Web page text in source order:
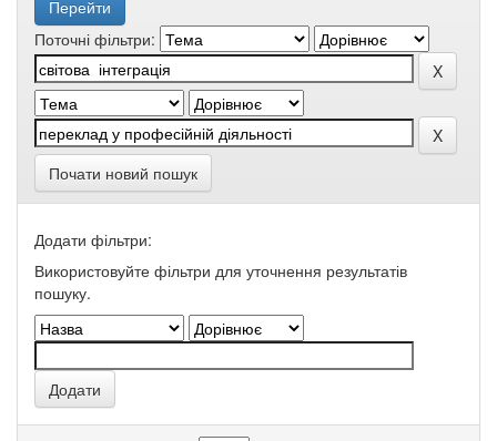
Поточні фільтри:
Почати новий пошук
Додати фільтри:
Використовуйте фільтри для уточнення результатів
пошуку.